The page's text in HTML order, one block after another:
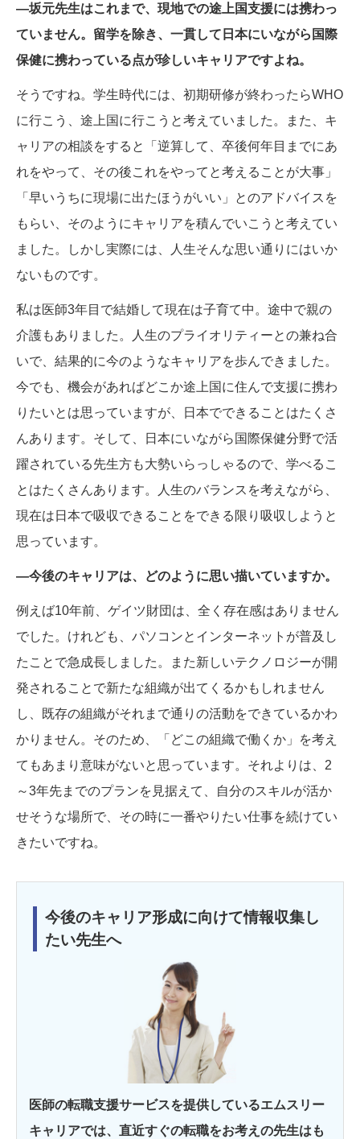
―坂元先生はこれまで、現地での途上国支援には携わっ
ていません。留学を除き、一貫して日本にいながら国際
保健に携わっている点が珍しいキャリアですよね。
そうですね。学生時代には、初期研修が終わったらWHO
に行こう、途上国に行こうと考えていました。また、キ
ャリアの相談をすると「逆算して、卒後何年目までにあ
れをやって、その後これをやってと考えることが大事」
「早いうちに現場に出たほうがいい」とのアドバイスを
もらい、そのようにキャリアを積んでいこうと考えてい
ました。しかし実際には、人生そんな思い通りにはいか
ないものです。
私は医師3年目で結婚して現在は子育て中。途中で親の
介護もありました。人生のプライオリティーとの兼ね合
いで、結果的に今のようなキャリアを歩んできました。
今でも、機会があればどこか途上国に住んで支援に携わ
りたいとは思っていますが、日本でできることはたくさ
んあります。そして、日本にいながら国際保健分野で活
躍されている先生方も大勢いらっしゃるので、学べるこ
とはたくさんあります。人生のバランスを考えながら、
現在は日本で吸収できることをできる限り吸収しようと
思っています。
―今後のキャリアは、どのように思い描いていますか。
例えば10年前、ゲイツ財団は、全く存在感はありません
でした。けれども、パソコンとインターネットが普及し
たことで急成長しました。また新しいテクノロジーが開
発されることで新たな組織が出てくるかもしれません
し、既存の組織がそれまで通りの活動をできているかわ
かりません。そのため、「どこの組織で働くか」を考え
てもあまり意味がないと思っています。それよりは、2
～3年先までのプランを見据えて、自分のスキルが活か
せそうな場所で、その時に一番やりたい仕事を続けてい
きたいですね。
今後のキャリア形成に向けて情報収集し
たい先生へ
医師の転職支援サービスを提供しているエムスリー
キャリアでは、直近すぐの転職をお考えの先生はも